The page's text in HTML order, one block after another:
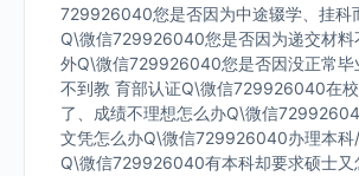
729926040您是否因为中途辍学、挂科
Q\微信729926040您是否因为递交材料
外Q\微信729926040您是否因没正常毕
不到教 育部认证Q\微信729926040在
了、成绩不理想怎么办Q\微信
文凭怎么办Q\微信729926040办理本科
Q\微信729926040有本科却要求硕士又